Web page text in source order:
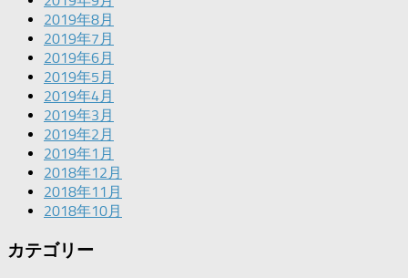
2019年8月
2019年7月
2019年6月
2019年5月
2019年4月
2019年3月
2019年2月
2019年1月
2018年12月
2018年11月
2018年10月
カテゴリー